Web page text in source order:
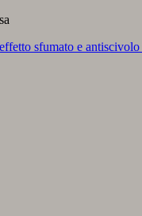
sfumato e